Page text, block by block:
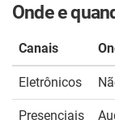
Onde e
Canais
Eletrônicos
Presenciais